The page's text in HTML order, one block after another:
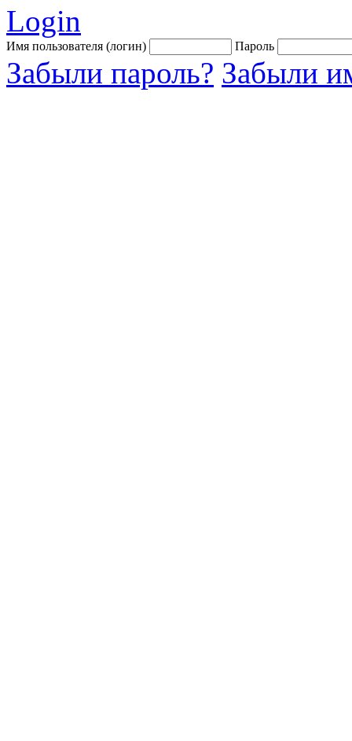
Login
Имя пользователя (логин) Пароль
Забыли пароль? Забыли